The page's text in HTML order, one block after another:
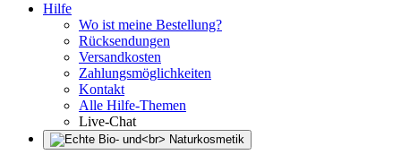
Hilfe
Wo ist meine Bestellung?
Rücksendungen
Versandkosten
Zahlungsmöglichkeiten
Kontakt
Alle Hilfe-Themen
Live-Chat